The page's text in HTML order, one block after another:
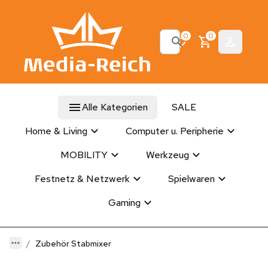
0 0
Alle Kategorien
SALE
Home & Living
Computer u. Peripherie
MOBILITY
Werkzeug
Festnetz & Netzwerk
Spielwaren
Gaming
Zubehör Stabmixer